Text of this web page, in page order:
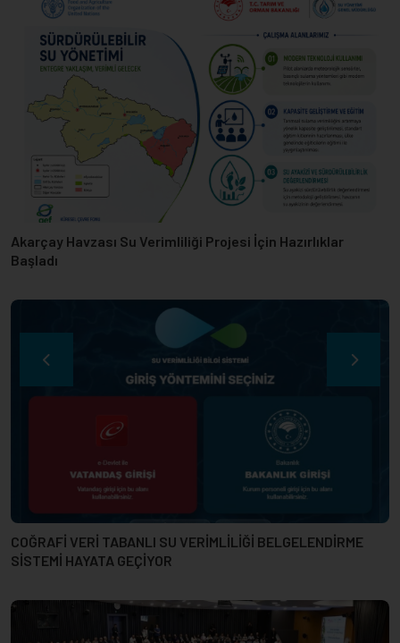
SU VERİMLİLİĞİ SEFERBERLİĞİ YARIŞMASI ÖDÜLLERİ
SU VERİMLİLİĞİ YÖNETİM SİSTEMİNE DOĞRU… SU